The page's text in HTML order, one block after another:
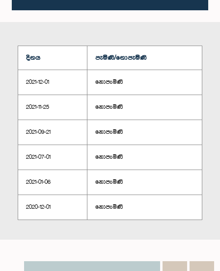
දිනය පැමිණි/නොපැමිණි
2021-12-01 නොපැමිණි
2021-11-25 නොපැමිණි
2021-09-21 නොපැමිණි
2021-07-01 නොපැමිණි
2021-01-06 නොපැමිණි
2020-12-01 නොපැමිණි